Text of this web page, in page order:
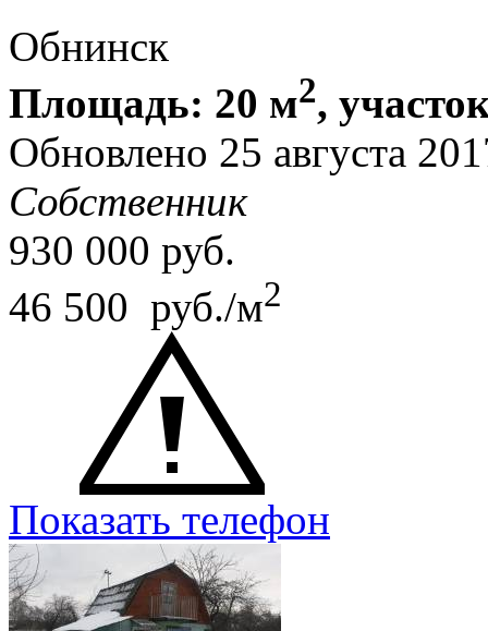
Обнинск
Площадь: 20 м2,
Обновлено 25 августа
Собственник
930 000 руб.
46 500 руб./м2
Показать телефон